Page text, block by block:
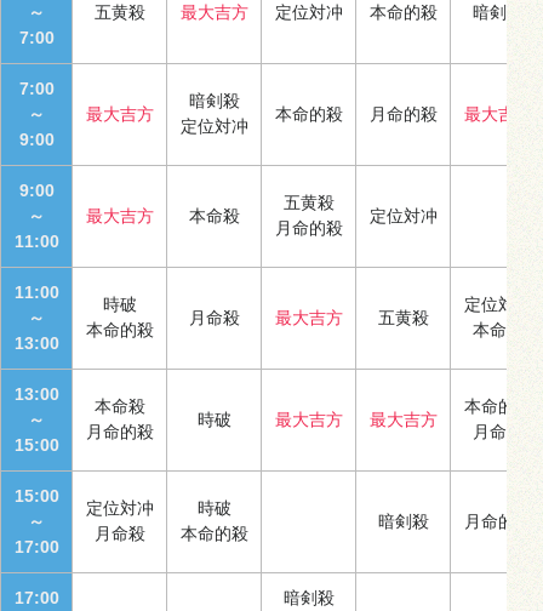
～
7:00
五黄殺 最大吉方 定位対冲 本命的殺 暗剣殺
7:00
～
9:00
最大吉方
暗剣殺
定位対冲
本命的殺 月命的殺 最大吉方
9:00
～
11:00
最大吉方 本命殺
五黄殺
月命的殺
定位対冲
11:00
～
13:00
時破
本命的殺
月命殺 最大吉方 五黄殺
定位対冲
本命殺
13:00
～
15:00
本命殺
月命的殺
時破 最大吉方 最大吉方
本命的殺
月命殺
15:00
～
17:00
定位対冲
月命殺
時破
本命的殺
暗剣殺 月命的殺
17:00
暗剣殺